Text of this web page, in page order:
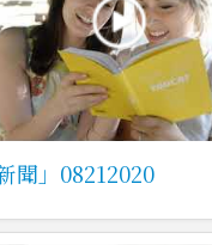
聞」08212020